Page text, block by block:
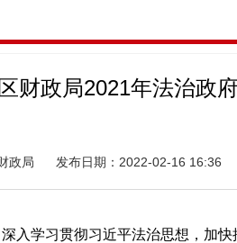
财政局2021年法治政
政局 发布日期：2022-02-16 16:36
学习贯彻习近平法治思想，加快